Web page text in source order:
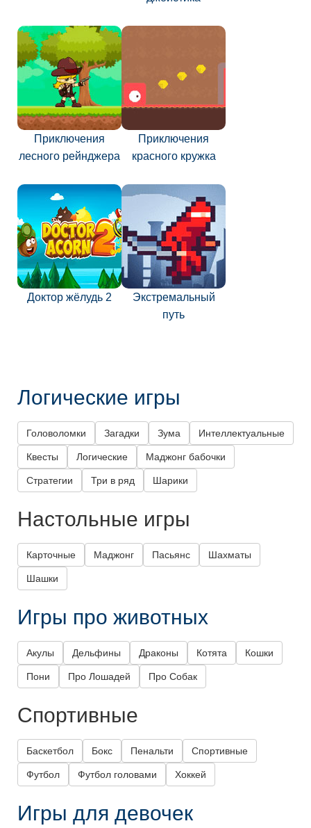
Приключения
лесного рейнджера
Приключения
красного кружка
Доктор жёлудь 2
Экстремальный
путь
Логические игры
Головоломки Загадки Зума Интеллектуальные
Квесты Логические Маджонг бабочки
Стратегии Три в ряд Шарики
Настольные игры
Карточные Маджонг Пасьянс Шахматы
Шашки
Игры про животных
Акулы Дельфины Драконы Котята Кошки
Пони Про Лошадей Про Собак
Спортивные
Баскетбол Бокс Пенальти Спортивные
Футбол Футбол головами Хоккей
Игры для девочек